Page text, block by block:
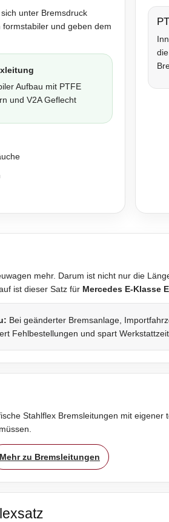
unter Bremsdruck
und geben dem
Aufbau mit PTFE
und V2A Geflecht
die
mehr. Darum ist nicht nur die
ist dieser Satz für Mercedes E-Klasse
Bei geänderter Bremsanlage,
Fehlbestellungen und spart Werkstattzeit.
Stahlflex Bremsleitungen mit
Mehr zu Bremsleitungen